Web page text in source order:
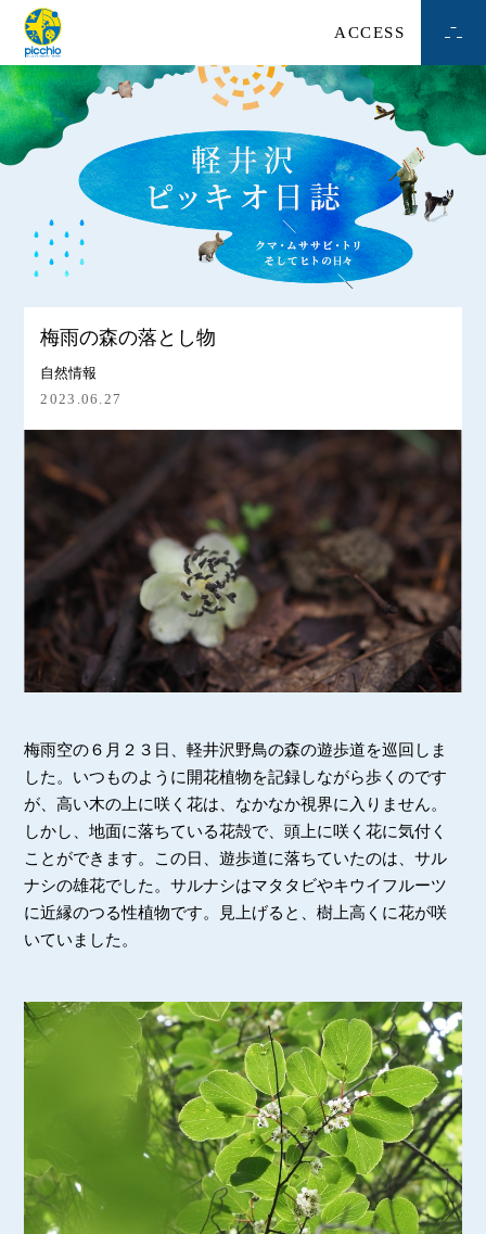
ACCESS
梅雨の森の落とし物
自然情報
2023.06.27
梅雨空の６月２３日、軽井沢野鳥の森の遊歩道を巡回しま
した。いつものように開花植物を記録しながら歩くのです
が、高い木の上に咲く花は、なかなか視界に入りません。
しかし、地面に落ちている花殻で、頭上に咲く花に気付く
ことができます。この日、遊歩道に落ちていたのは、サル
ナシの雄花でした。サルナシはマタタビやキウイフルーツ
に近縁のつる性植物です。見上げると、樹上高くに花が咲
いていました。